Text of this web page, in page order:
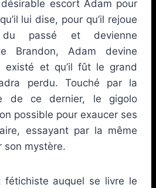
escort Adam pour
lui dise, pour qu’il rejoue
passé et devienne
Brandon, Adam devine
existé et qu’il fût le grand
perdu. Touché par la
de ce dernier, le gigolo
possible pour exaucer ses
essayant par la même
son mystère.
auquel se livre le